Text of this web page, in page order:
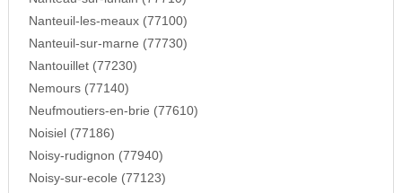
Nanteuil-les-meaux (77100)
Nanteuil-sur-marne (77730)
Nantouillet (77230)
Nemours (77140)
Neufmoutiers-en-brie (77610)
Noisiel (77186)
Noisy-rudignon (77940)
Noisy-sur-ecole (77123)